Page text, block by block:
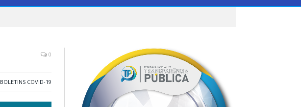
0
BOLETINS COVID-19